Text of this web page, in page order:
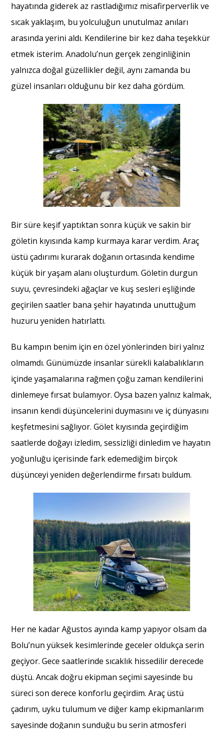
hayatında giderek az rastladığımız misafirperverlik ve
sıcak yaklaşım, bu yolculuğun unutulmaz anıları
arasında yerini aldı. Kendilerine bir kez daha teşekkür
etmek isterim. Anadolu’nun gerçek zenginliğinin
yalnızca doğal güzellikler değil, aynı zamanda bu
güzel insanları olduğunu bir kez daha gördüm.
Bir süre keşif yaptıktan sonra küçük ve sakin bir
göletin kıyısında kamp kurmaya karar verdim. Araç
üstü çadırımı kurarak doğanın ortasında kendime
küçük bir yaşam alanı oluşturdum. Göletin durgun
suyu, çevresindeki ağaçlar ve kuş sesleri eşliğinde
geçirilen saatler bana şehir hayatında unuttuğum
huzuru yeniden hatırlattı.
Bu kampın benim için en özel yönlerinden biri yalnız
olmamdı. Günümüzde insanlar sürekli kalabalıkların
içinde yaşamalarına rağmen çoğu zaman kendilerini
dinlemeye fırsat bulamıyor. Oysa bazen yalnız kalmak,
insanın kendi düşüncelerini duymasını ve iç dünyasını
keşfetmesini sağlıyor. Gölet kıyısında geçirdiğim
saatlerde doğayı izledim, sessizliği dinledim ve hayatın
yoğunluğu içerisinde fark edemediğim birçok
düşünceyi yeniden değerlendirme fırsatı buldum.
Her ne kadar Ağustos ayında kamp yapıyor olsam da
Bolu’nun yüksek kesimlerinde geceler oldukça serin
geçiyor. Gece saatlerinde sıcaklık hissedilir derecede
düştü. Ancak doğru ekipman seçimi sayesinde bu
süreci son derece konforlu geçirdim. Araç üstü
çadırım, uyku tulumum ve diğer kamp ekipmanlarım
sayesinde doğanın sunduğu bu serin atmosferi